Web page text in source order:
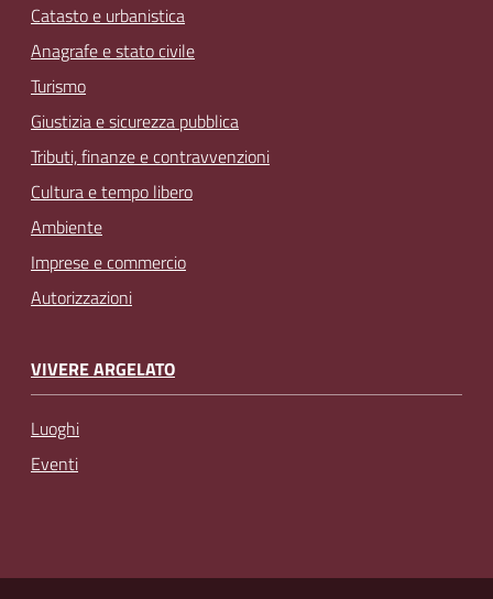
Catasto e urbanistica
Anagrafe e stato civile
Turismo
Giustizia e sicurezza pubblica
Tributi, finanze e contravvenzioni
Cultura e tempo libero
Ambiente
Imprese e commercio
Autorizzazioni
VIVERE ARGELATO
Luoghi
Eventi